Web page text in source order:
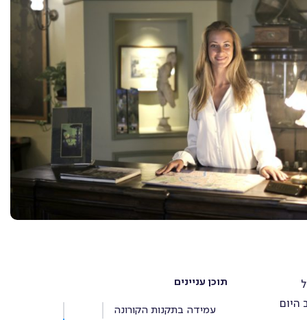
תוכן עניינים
עמידה בתקנות הקורונה
היום